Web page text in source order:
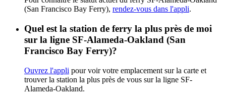
(San Francisco Bay Ferry), rendez-vous dans l'appli.
Quel est la station de ferry la plus près de moi
sur la ligne SF-Alameda-Oakland (San
Francisco Bay Ferry)?
Ouvrez l'appli pour voir votre emplacement sur la carte et
trouver la station la plus près de vous sur la ligne SF-
Alameda-Oakland.